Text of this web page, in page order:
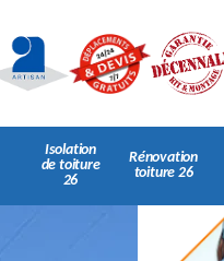
Isolation
de toiture
26
Rénovation
toiture 26